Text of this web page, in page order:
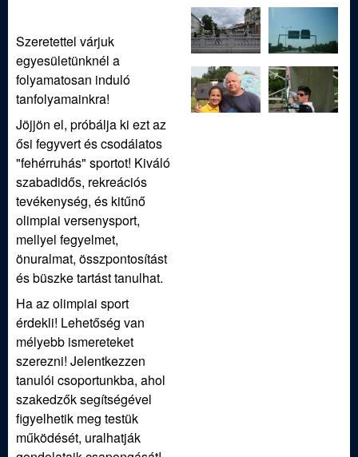
e
t
Szeretettel várjuk
egyesületünknél a
folyamatosan induló
tanfolyamainkra!
Jöjjön el, próbálja ki ezt az
ősi fegyvert és csodálatos
"fehérruhás" sportot! Kiváló
szabadidős, rekreációs
tevékenység, és kitűnő
olimpiai versenysport,
mellyel fegyelmet,
önuralmat, összpontosítást
és büszke tartást tanulhat.
Ha az olimpiai sport
érdekli! Lehetőség van
mélyebb ismereteket
szerezni! Jelentkezzen
tanulói csoportunkba, ahol
szakedzők segítségével
figyelhetik meg testük
működését, uralhatják